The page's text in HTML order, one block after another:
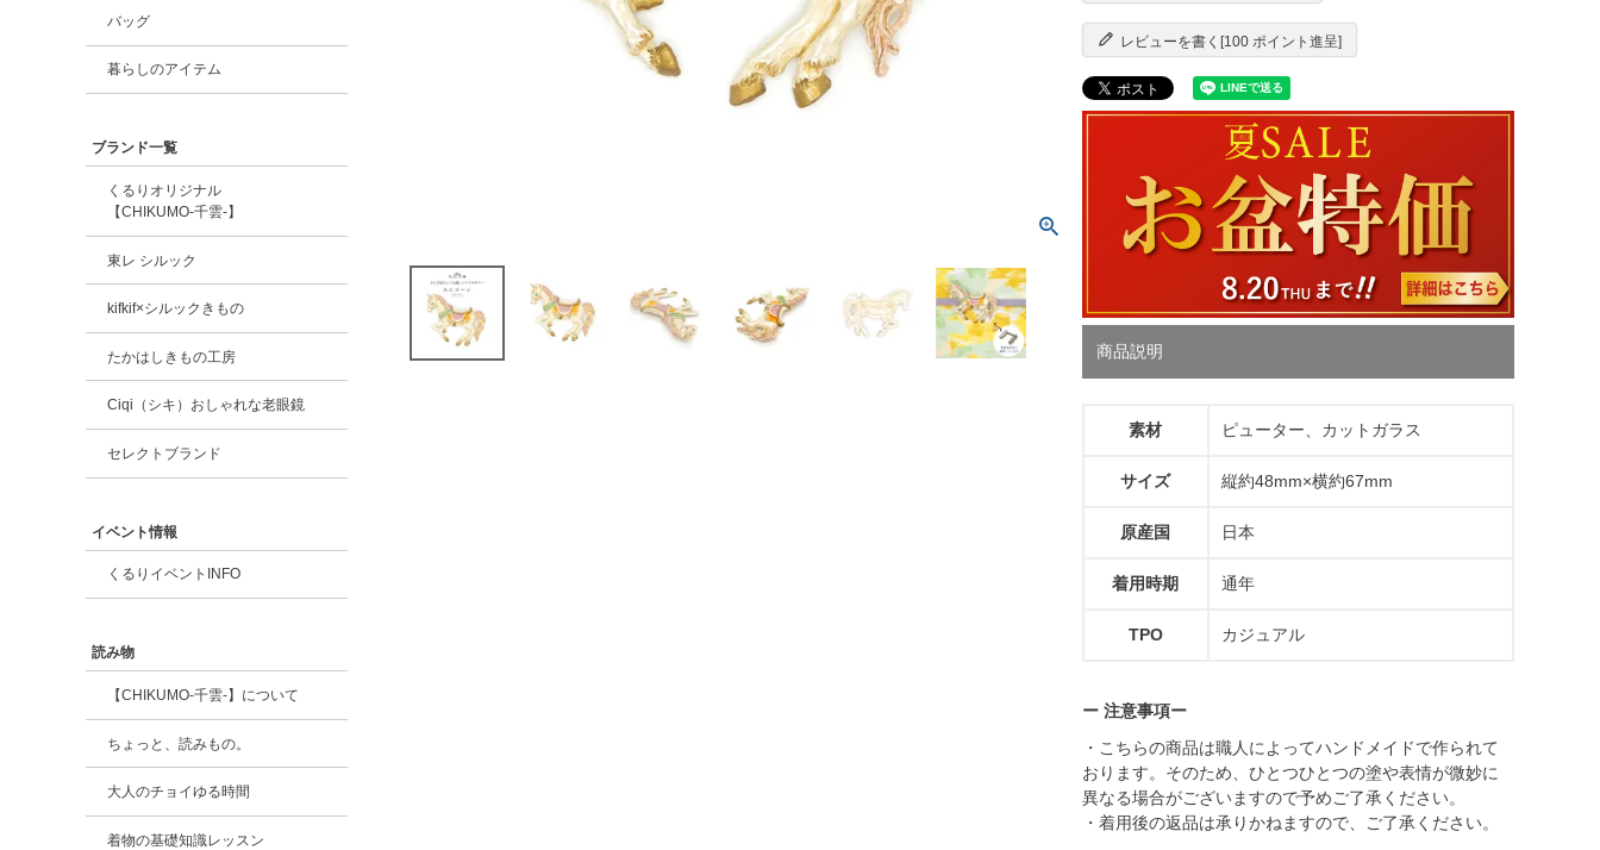
バッグ
暮らしのアイテム
ブランド一覧
くるりオリジナル
【CHIKUMO-千雲-】
東レ シルック
kifkif×シルックきもの
たかはしきもの工房
Ciqi（シキ）おしゃれな老眼鏡
セレクトブランド
イベント情報
くるりイベントINFO
読み物
【CHIKUMO-千雲-】について
ちょっと、読みもの。
大人のチョイゆる時間
着物の基礎知識レッスン
レビューを書く[100 ポイント進呈]
商品説明
素材 ピューター、カットガラス
サイズ 縦約48mm×横約67mm
原産国 日本
着用時期 通年
TPO カジュアル
ー 注意事項ー
・こちらの商品は職人によってハンドメイドで作られて
おります。そのため、ひとつひとつの塗や表情が微妙に
異なる場合がございますので予めご了承ください。
・着用後の返品は承りかねますので、ご了承ください。